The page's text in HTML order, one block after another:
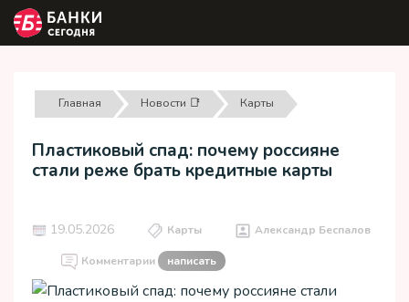
Главная Новости 📑 Карты
Пластиковый спад: почему россияне
стали реже брать кредитные карты
19.05.2026 Карты Александр Беспалов
Комментарии написать